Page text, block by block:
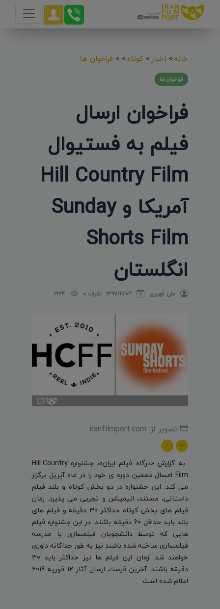
خانه> اخبار> کوتاه>
> فراخوان ها
فراخوان ها
فراخوان ارسال
فیلم به فستیوال
Hill Country Film
آمریکا و Sunday
Shorts Film
انگلستان
علی ظهیری ۱۳۹۷/۱۱/۰۳ نظرات 0 2134
تصویر از: iranfilmport.com
+
-
به گزارش «درگاه فیلم ایران»،
جشنواره Hill Country
Film امسال دهمین دوره ی خود را در ماه آپریل برگزار
می کند. این جشنواره در دو بخش کوتاه و بلند فیلم
داستانی، مستند، انیمیشن و تجربی می پذیرد. زمان
فیلم های بخش کوتاه حداکثر 30 دقیقه و فیلم های
بلند باید حداقل 60 دقیقه باشند. در این جشنواره فیلم
هایی که توسط دانشجویان فیلمسازی یا مدرسه
فیلمسازی ساخته شده باشند نیز به طور جداگانه داوری
خواهند شد. زمان این فیلم ها نیز حداکثر باید 30
دقیقه باشند. آخرین فرصت ارسال آثار 12 فوریه 2019
اعلام شده است.